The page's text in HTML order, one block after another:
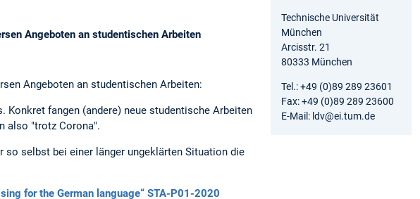
Angeboten an studentischen Arbeiten
Angeboten an studentischen Arbeiten:
Konkret fangen (andere) neue studentische Arbeiten
also "trotz Corona".
so selbst bei einer länger ungeklärten Situation die
for the German language“ STA-P01-2020
Technische Universität
München
Arcisstr. 21
80333 München
Tel.: +49 (0)89 289 23601
Fax: +49 (0)89 289 23600
E-Mail: ldv@ei.tum.de